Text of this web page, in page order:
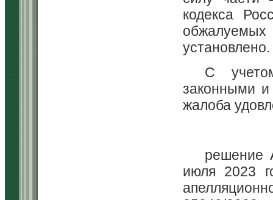
кодекса
обжалуемых
установлено.
С
законными
жалоба
решение
июля 2023